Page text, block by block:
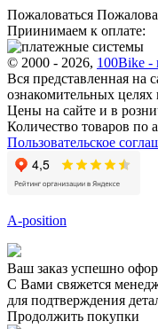
Пожаловаться
Приинимаем к оплате:
© 2000 - 2026, 100Bike -
Вся представленная на
ознакомительных целях
Цены на сайте и в
Количество товаров по
Пользовательское
A-position
Ваш заказ успешно
С Вами свяжется
для подтверждения
Продолжить покупки